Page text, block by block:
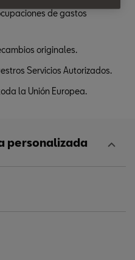
de gastos
originales.
Servicios Autorizados.
la Unión Europea.
personalizada